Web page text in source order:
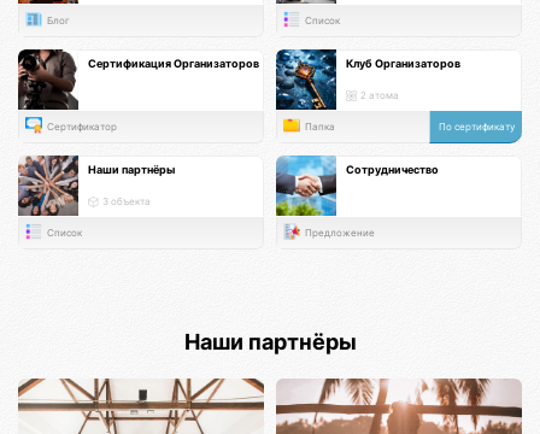
Блог Список
Сертификация Организаторов
Сертификатор
Клуб Организаторов
2 атома
Папка По сертификату
Наши партнёры
3 объекта
Список
Сотрудничество
Предложение
Наши партнёры